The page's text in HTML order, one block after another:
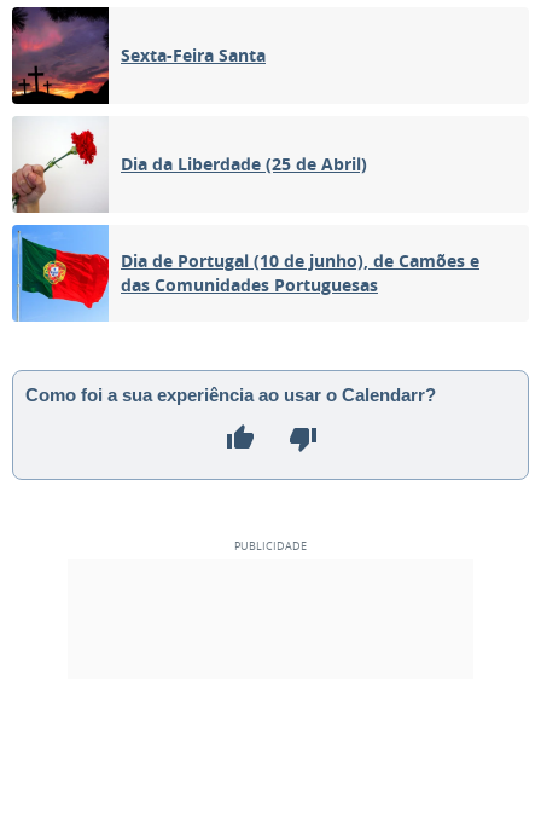
Sexta-Feira Santa
Dia da Liberdade (25 de Abril)
Dia de Portugal (10 de junho), de Camões e
das Comunidades Portuguesas
Como foi a sua experiência ao usar o Calendarr?